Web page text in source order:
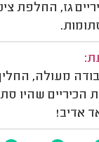
גז, החלפת
מעולה,
הכיריים שהיו
אדיב!